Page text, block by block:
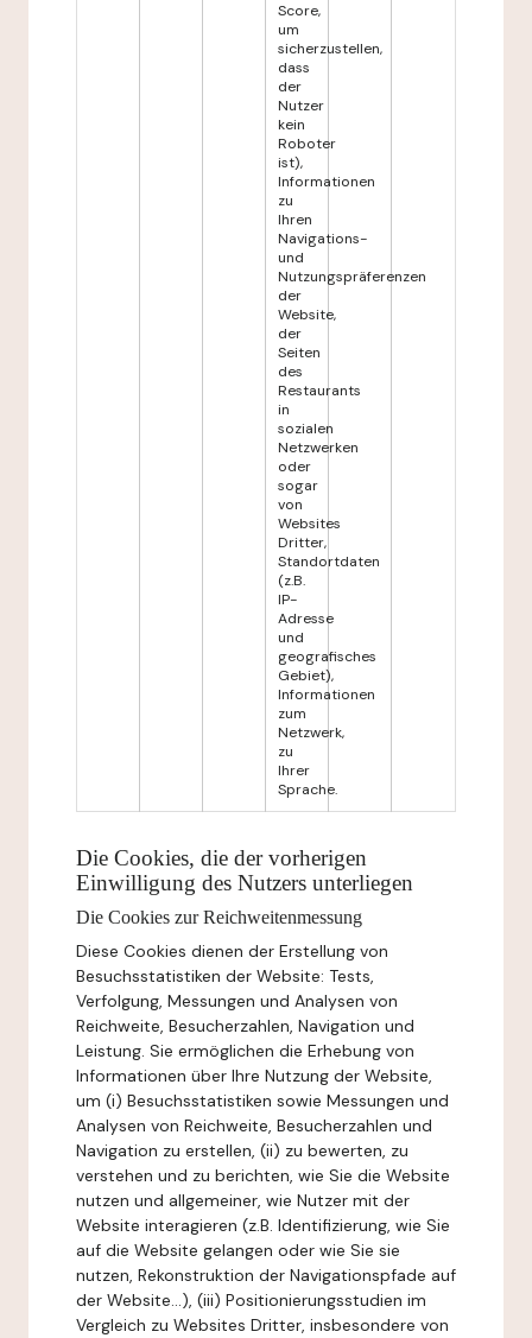
Score,
um
sicherzustellen,
dass
der
Nutzer
kein
Roboter
ist),
Informationen
zu
Ihren
Navigations-
und
Nutzungspräferenzen
der
Website,
der
Seiten
des
Restaurants
in
sozialen
Netzwerken
oder
sogar
von
Websites
Dritter,
Standortdaten
(z.B.
IP-
Adresse
und
geografisches
Gebiet),
Informationen
zum
Netzwerk,
zu
Ihrer
Sprache.
Die Cookies, die der vorherigen
Einwilligung des Nutzers unterliegen
Die Cookies zur Reichweitenmessung
Diese Cookies dienen der Erstellung von
Besuchsstatistiken der Website: Tests,
Verfolgung, Messungen und Analysen von
Reichweite, Besucherzahlen, Navigation und
Leistung. Sie ermöglichen die Erhebung von
Informationen über Ihre Nutzung der Website,
um (i) Besuchsstatistiken sowie Messungen und
Analysen von Reichweite, Besucherzahlen und
Navigation zu erstellen, (ii) zu bewerten, zu
verstehen und zu berichten, wie Sie die Website
nutzen und allgemeiner, wie Nutzer mit der
Website interagieren (z.B. Identifizierung, wie Sie
auf die Website gelangen oder wie Sie sie
nutzen, Rekonstruktion der Navigationspfade auf
der Website...), (iii) Positionierungsstudien im
Vergleich zu Websites Dritter, insbesondere von